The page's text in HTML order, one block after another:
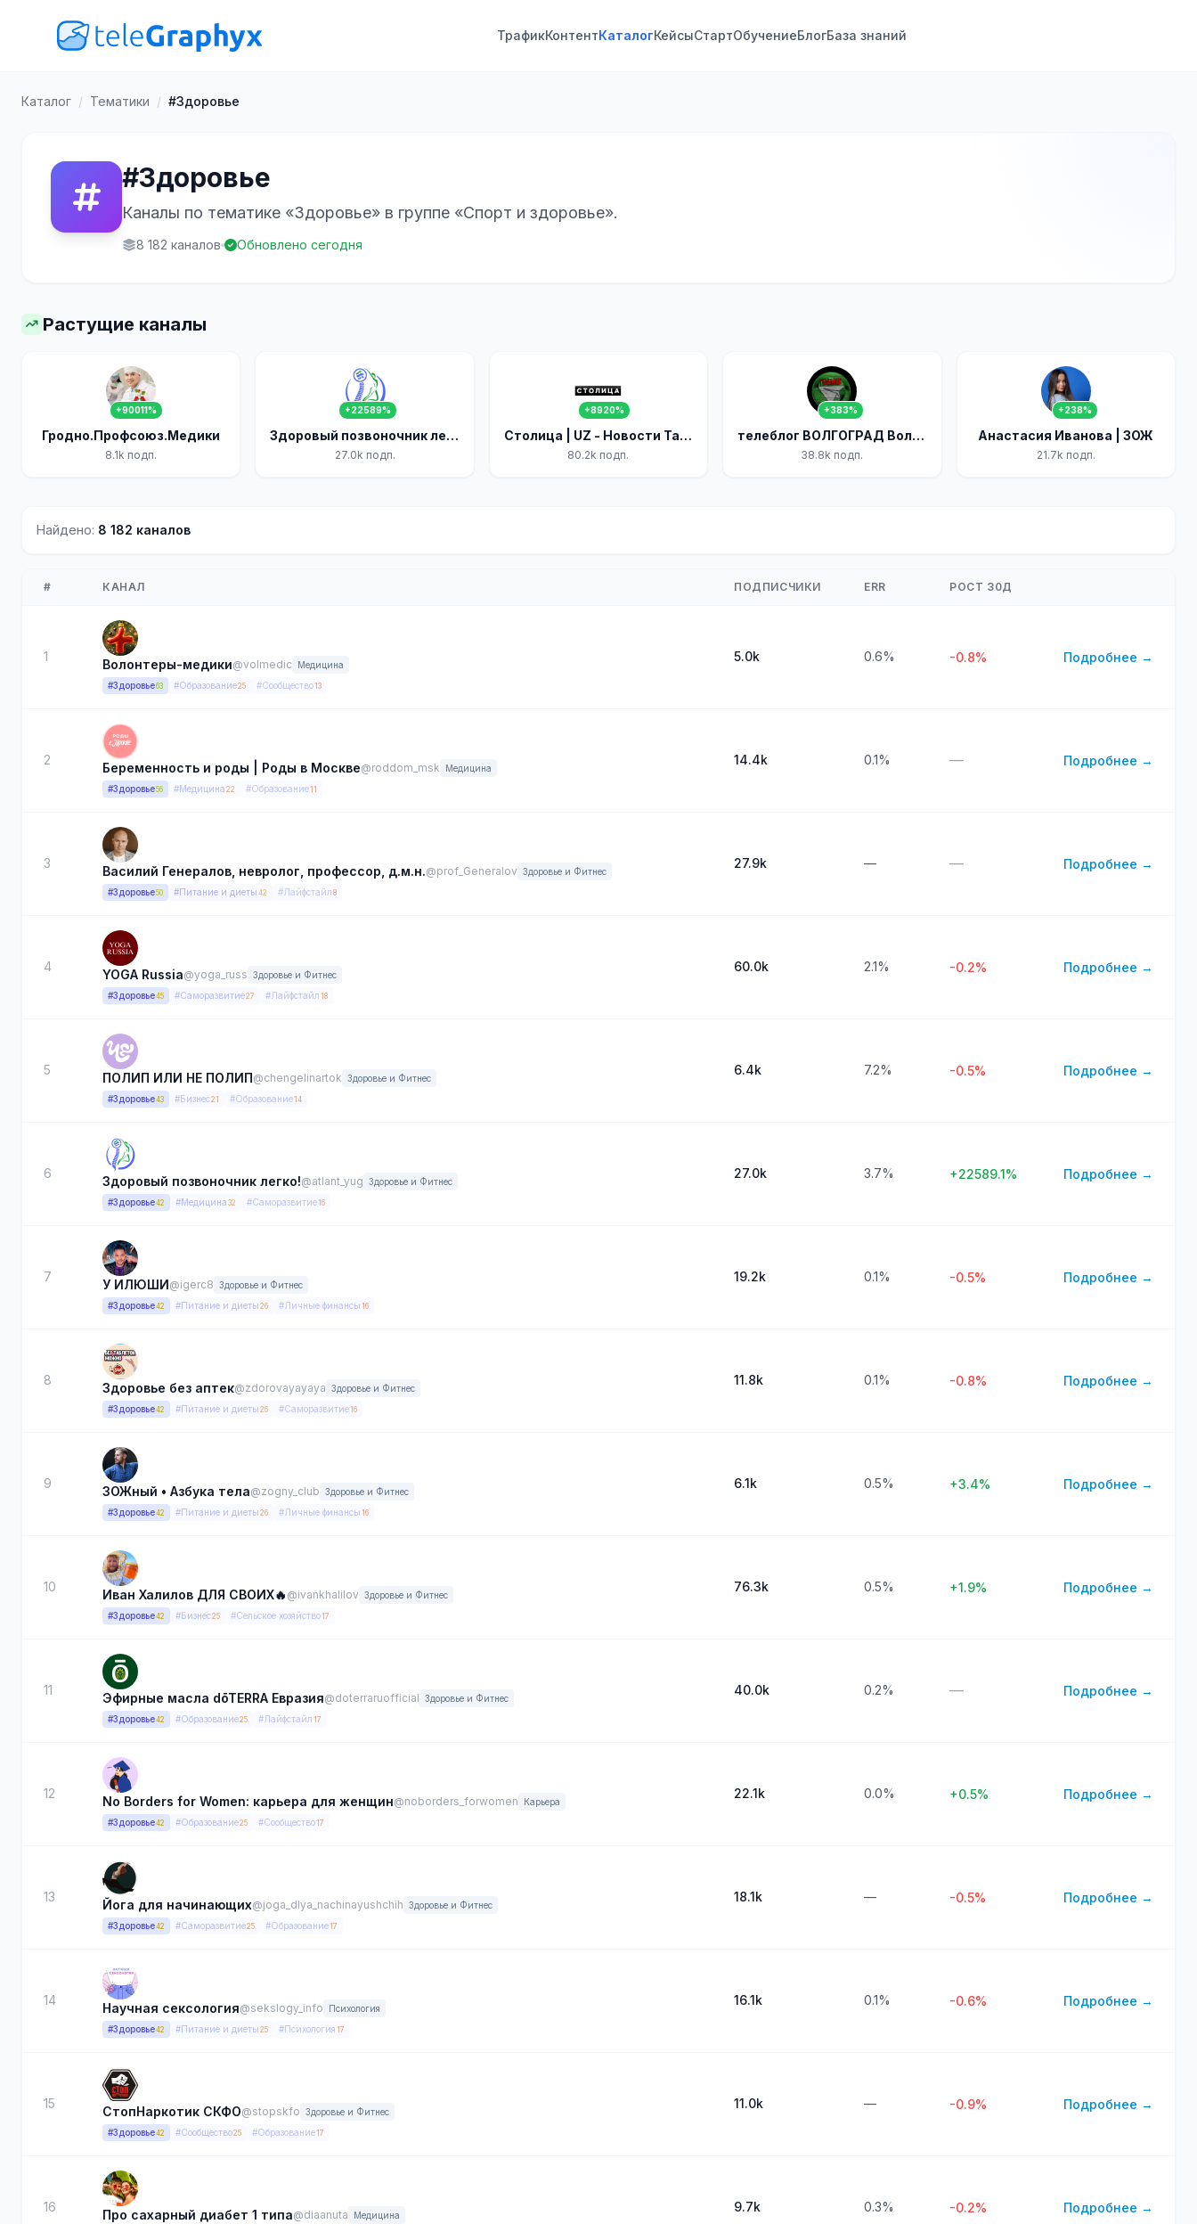
ТрафикКонтентКаталогКейсыСтартОбучениеБлогБаза знаний
Каталог / Тематики / #Здоровье
#Здоровье
Каналы по тематике «Здоровье» в группе «Спорт и здоровье».
8 182 каналов Обновлено сегодня
Растущие каналы
+90011%
Гродно.Профсоюз.Медики
8.1k подп.
+22589%
Здоровый позвоночник легко!
27.0k подп.
+8920%
Столица | UZ - Новости Ташкента
80.2k подп.
+383%
телеблог ВОЛГОГРАД Волжский Камышин реклама новости афиша аренда объявления
38.8k подп.
+238%
Анастасия Иванова | ЗОЖ
21.7k подп.
Найдено: 8 182 каналов
# КАНАЛ ПОДПИСЧИКИ ERR РОСТ 30Д
1
Волонтеры-медики@volmedic Медицина
#Здоровье63 #Образование25 #Сообщество13
5.0k 0.6% -0.8% Подробнее →
2
Беременность и роды | Роды в Москве@roddom_msk
Медицина
#Здоровье56 #Медицина 22 #Образование11
14.4k 0.1% — Подробнее →
3
Василий Генералов, невролог, профессор, д.м.н.@prof_Generalov Здоровье и Фитнес
#Здоровье50 #Питание и диеты 42 #Лайфстайл 8
27.9k — — Подробнее →
4
YOGA Russia@yoga_russ Здоровье и Фитнес
#Здоровье45 #Саморазвитие27 #Лайфстайл 18
60.0k 2.1% -0.2% Подробнее →
5
ПОЛИП ИЛИ НЕ ПОЛИП@chengelinartok Здоровье и Фитнес
#Здоровье43 #Бизнес21 #Образование14
6.4k 7.2% -0.5% Подробнее →
6
Здоровый позвоночник легко!@atlant_yug Здоровье и Фитнес
#Здоровье42 #Медицина 32 #Саморазвитие16
27.0k 3.7% +22589.1% Подробнее →
7
У ИЛЮШИ@igerc8 Здоровье и Фитнес
#Здоровье42 #Питание и диеты 26 #Личные финансы 16
19.2k 0.1% -0.5% Подробнее →
8
Здоровье без аптек@zdorovayayaya Здоровье и Фитнес
#Здоровье42 #Питание и диеты 26 #Саморазвитие16
11.8k 0.1% -0.8% Подробнее →
9
ЗОЖный • Азбука тела@zogny_club Здоровье и Фитнес
#Здоровье42 #Питание и диеты 26 #Личные финансы 16
6.1k 0.5% +3.4% Подробнее →
10
Иван Халилов ДЛЯ СВОИХ🔥 @ivankhalilov Здоровье и Фитнес
#Здоровье42 #Бизнес25 #Сельское хозяйство17
76.3k 0.5% +1.9% Подробнее →
11
Эфирные масла dōTERRA Евразия@doterraruofficial Здоровье и Фитнес
#Здоровье42 #Образование25 #Лайфстайл 17
40.0k 0.2% — Подробнее →
12
No Borders for Women: карьера для женщин@noborders_forwomen
Карьера
#Здоровье42 #Образование25 #Сообщество17
22.1k 0.0% +0.5% Подробнее →
13
Йога для начинающих@joga_dlya_nachinayushchih Здоровье и Фитнес
#Здоровье42 #Саморазвитие25 #Образование17
18.1k — -0.5% Подробнее →
14
Научная сексология@sekslogy_info
Психология
#Здоровье42 #Питание и диеты 25 #Психология 17
16.1k 0.1% -0.6% Подробнее →
15
СтопНаркотик СКФО@stopskfo Здоровье и Фитнес
#Здоровье42 #Сообщество25 #Образование17
11.0k — -0.9% Подробнее →
16
Про сахарный диабет 1 типа@diaanuta
Медицина
9.7k 0.3% -0.2% Подробнее →